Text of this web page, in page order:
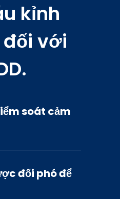
kỉnh
với
soát cảm
đối phó để